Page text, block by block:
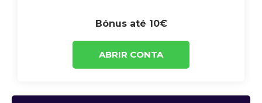
Bónus até 10€
ABRIR CONTA